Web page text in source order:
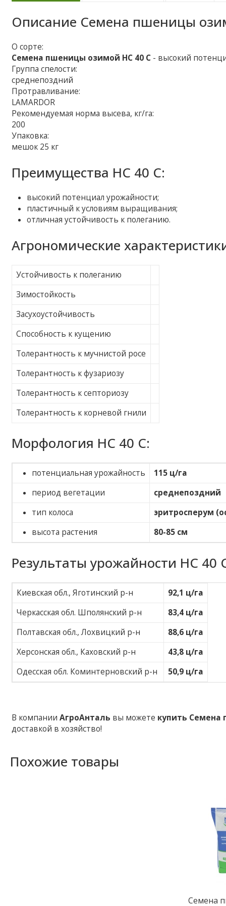
Описание Семена пшеницы
О сорте:
Семена пшеницы озимой НС 40 С - высокий
Группа спелости:
среднепоздний
Протравливание:
LAMARDOR
Рекомендуемая норма высева, кг/га:
200
Упаковка:
мешок 25 кг
Преимущества НС 40 С:
высокий потенциал урожайности;
пластичный к условиям выращивания;
отличная устойчивость к полеганию.
Агрономические
Устойчивость к полеганию
Зимостойкость
Засухоустойчивость
Способность к кущению
Толерантность к мучнистой росе
Толерантность к фузариозу
Толерантность к септориозу
Толерантность к корневой гнили
Морфология НС 40 С:
потенциальная урожайность
115 ц/га
период вегетации
среднепоздний
тип колоса
эритросперум
высота растения
80-85 см
Результаты урожайности НС 40
Киевская обл., Яготинский р-н
92,1 ц/га
Черкасская обл. Шполянский р-н
83,4 ц/га
Полтавская обл., Лохвицкий р-н
88,6 ц/га
Херсонская обл., Каховский р-н
43,8 ц/га
Одесская обл. Коминтерновский р-н
50,9 ц/га
В компанииАгроАнталь вы можете купить Семена
доставкой в хозяйство!
Похожие товары
Семена